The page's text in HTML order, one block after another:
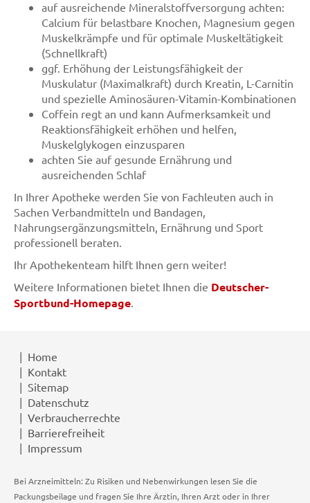
auf ausreichende Mineralstoffversorgung achten:
Calcium für belastbare Knochen, Magnesium gegen
Muskelkrämpfe und für optimale Muskeltätigkeit
(Schnellkraft)
ggf. Erhöhung der Leistungsfähigkeit der
Muskulatur (Maximalkraft) durch Kreatin, L-Carnitin
und spezielle Aminosäuren-Vitamin-Kombinationen
Coffein regt an und kann Aufmerksamkeit und
Reaktionsfähigkeit erhöhen und helfen,
Muskelglykogen einzusparen
achten Sie auf gesunde Ernährung und
ausreichenden Schlaf
In Ihrer Apotheke werden Sie von Fachleuten auch in
Sachen Verbandmitteln und Bandagen,
Nahrungsergänzungsmitteln, Ernährung und Sport
professionell beraten.
Ihr Apothekenteam hilft Ihnen gern weiter!
Weitere Informationen bietet Ihnen die Deutscher-
Sportbund-Homepage.
Home
Kontakt
Sitemap
Datenschutz
Verbraucherrechte
Barrierefreiheit
Impressum
Bei Arzneimitteln: Zu Risiken und Nebenwirkungen lesen Sie die
Packungsbeilage und fragen Sie Ihre Ärztin, Ihren Arzt oder in Ihrer